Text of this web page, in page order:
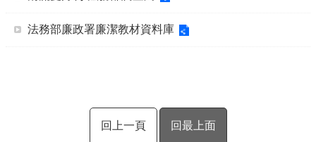
法務部廉政署廉潔教材資料庫
回上一頁 回最上面